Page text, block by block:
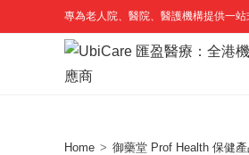
to
專為老人院、醫院、醫護機構提供一
Home > 御藥堂 Prof Health 保健產